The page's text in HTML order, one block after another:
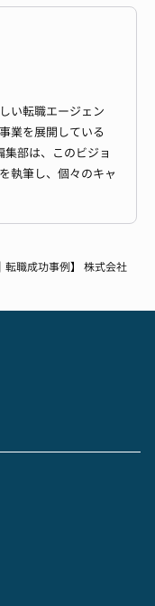
い転職エージェン
業を展開している
集部は、このビジョ
執筆し、個々のキャ
転職成功事例】 株式会社